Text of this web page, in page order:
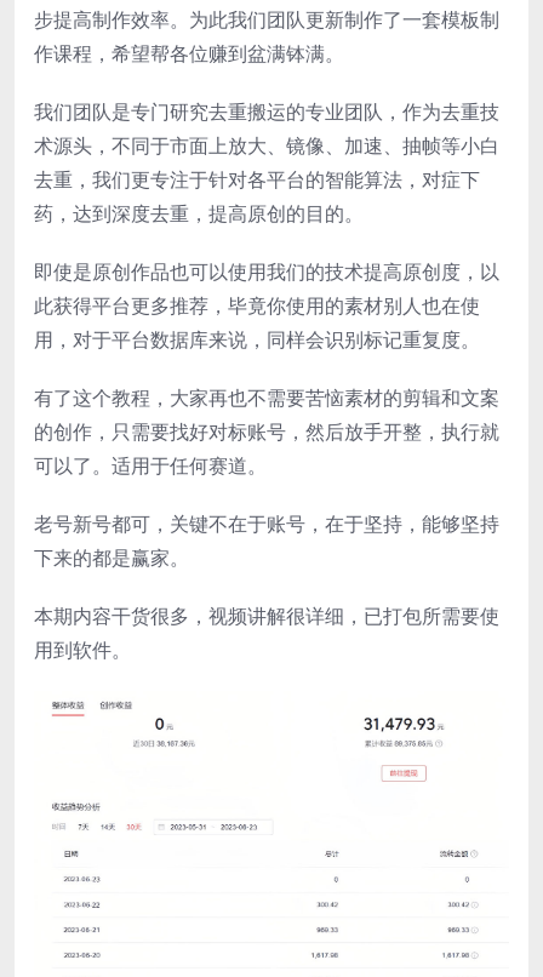
步提高制作效率。为此我们团队更新制作了一套模板制
作课程，希望帮各位赚到盆满钵满。
我们团队是专门研究去重搬运的专业团队，作为去重技
术源头，不同于市面上放大、镜像、加速、抽帧等小白
去重，我们更专注于针对各平台的智能算法，对症下
药，达到深度去重，提高原创的目的。
即使是原创作品也可以使用我们的技术提高原创度，以
此获得平台更多推荐，毕竟你使用的素材别人也在使
用，对于平台数据库来说，同样会识别标记重复度。
有了这个教程，大家再也不需要苦恼素材的剪辑和文案
的创作，只需要找好对标账号，然后放手开整，执行就
可以了。适用于任何赛道。
老号新号都可，关键不在于账号，在于坚持，能够坚持
下来的都是赢家。
本期内容干货很多，视频讲解很详细，已打包所需要使
用到软件。